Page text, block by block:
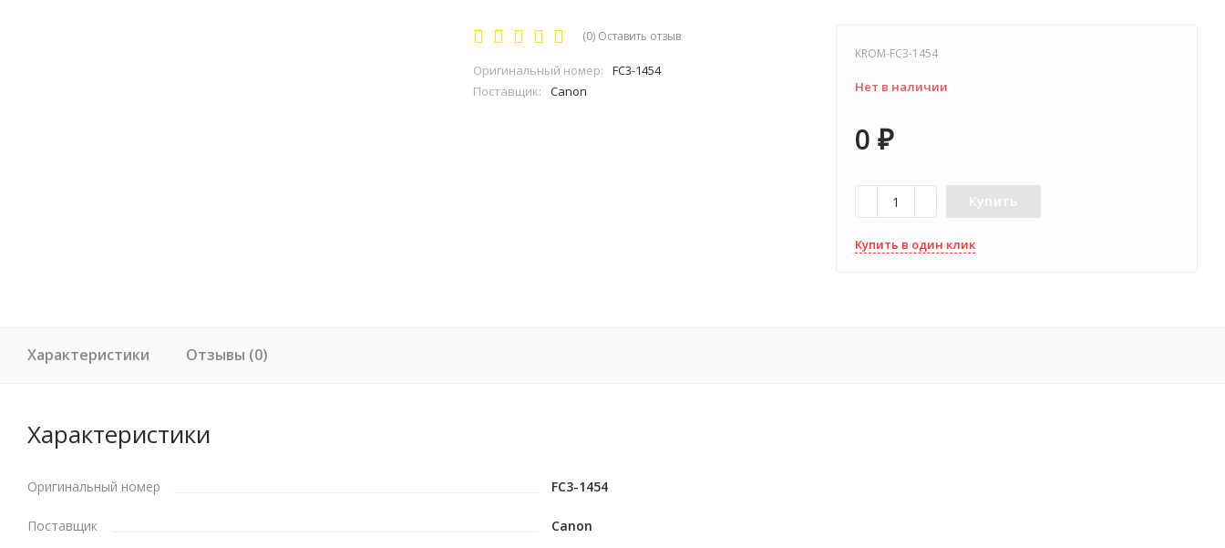
(0) Оставить отзыв
Оригинальный номер:
FC3-1454
Поставщик:
Canon
KROM-FC3-1454
Нет в наличии
0 ₽
Купить
Купить в один клик
Характеристики Отзывы (0)
Характеристики
Оригинальный номер FC3-1454
Поставщик Canon